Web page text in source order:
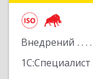
Внедрений
1С:Специалист